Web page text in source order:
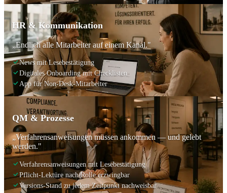
HR & Kommunikation
„Endlich alle Mitarbeiter auf einem Kanal."
News mit Lesebestätigung
Digitales Onboarding mit Checklisten
App für Non-Desk-Mitarbeiter
QM & Prozesse
„Verfahrensanweisungen müssen ankommen — und gelebt
werden."
Verfahrensanweisungen mit Lesebestätigung
Pflicht-Lektüre nach Rolle erzwingbar
Versions-Stand zu jedem Zeitpunkt nachweisbar